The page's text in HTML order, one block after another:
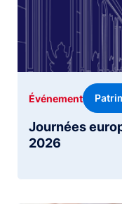
Journées
2026
Événement